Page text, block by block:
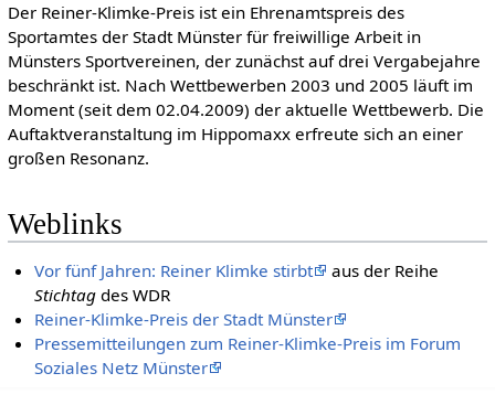
Der Reiner-Klimke-Preis ist ein Ehrenamtspreis des
Sportamtes der Stadt Münster für freiwillige Arbeit in
Münsters Sportvereinen, der zunächst auf drei Vergabejahre
beschränkt ist. Nach Wettbewerben 2003 und 2005 läuft im
Moment (seit dem 02.04.2009) der aktuelle Wettbewerb. Die
Auftaktveranstaltung im Hippomaxx erfreute sich an einer
großen Resonanz.
Weblinks
Vor fünf Jahren: Reiner Klimke stirbt
aus der Reihe
Stichtag des WDR
Reiner-Klimke-Preis der Stadt Münster
Pressemitteilungen zum Reiner-Klimke-Preis im Forum
Soziales Netz Münster